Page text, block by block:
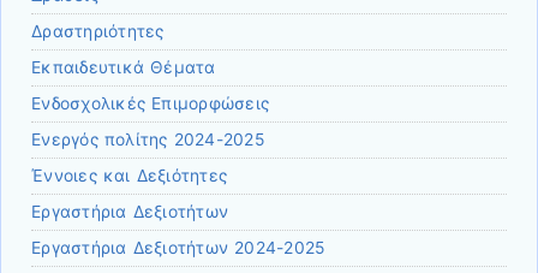
Δραστηριότητες
Εκπαιδευτικά Θέματα
Ενδοσχολικές Επιμορφώσεις
Ενεργός πολίτης 2024-2025
Έννοιες και Δεξιότητες
Εργαστήρια Δεξιοτήτων
Εργαστήρια Δεξιοτήτων 2024-2025